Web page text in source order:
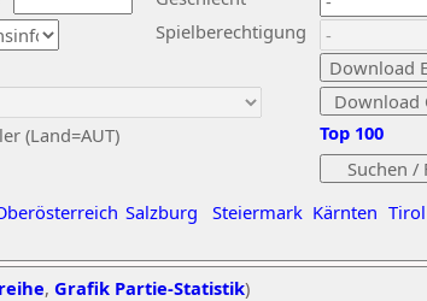
(Land=AUT)
Spielberechtigung
Salzburg Steiermark Kärnten Tirol
Top 100
, Grafik Partie-Statistik)